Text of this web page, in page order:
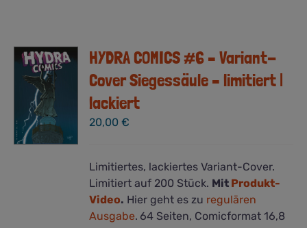
HYDRA COMICS #6 – Variant-
Cover Siegessäule – limitiert |
lackiert
20,00€
Limitiertes, lackiertes Variant-Cover.
Limitiert auf 200 Stück. Mit Produkt-
Video. Hier geht es zu regulären
Ausgabe. 64 Seiten, Comicformat 16,8